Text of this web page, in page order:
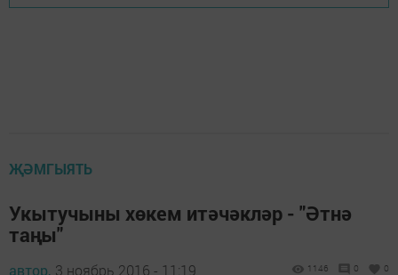
ҖӘМГЫЯТЬ
Укытучыны хөкем итәчәкләр - "Әтнә
таңы"
автор, 3 ноябрь 2016 - 11:19 1146 0 0